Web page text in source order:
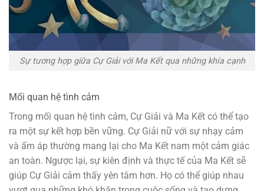
Sự tương hợp giữa Cự Giải với Ma Kết qua những khía cạnh
Mối quan hệ tình cảm
Trong mối quan hệ tình cảm, Cự Giải và Ma Kết có thể tạo
ra một sự kết hợp bền vững. Cự Giải nữ với sự nhạy cảm
và ấm áp thường mang lại cho Ma Kết nam một cảm giác
an toàn. Ngược lại, sự kiên định và thực tế của Ma Kết sẽ
giúp Cự Giải cảm thấy yên tâm hơn. Họ có thể giúp nhau